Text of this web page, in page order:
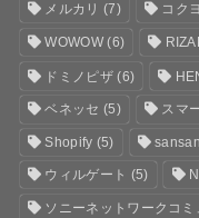
メルカリ (7) コクヨ
WOWOW(6)
ドミノピザ(6)
ベネッセ (5) スマ
Shopify (5) sansan
ウィルゲート (5)
ソニーネットワークコ